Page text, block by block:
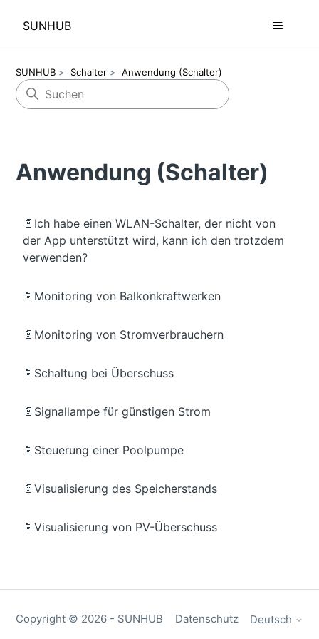
SUNHUB
SUNHUB Schalter Anwendung (Schalter)
Anwendung (Schalter)
📄Ich habe einen WLAN-Schalter, der nicht von
der App unterstützt wird, kann ich den trotzdem
verwenden?
📄Monitoring von Balkonkraftwerken
📄Monitoring von Stromverbrauchern
📄Schaltung bei Überschuss
📄Signallampe für günstigen Strom
📄Steuerung einer Poolpumpe
📄Visualisierung des Speicherstands
📄Visualisierung von PV-Überschuss
Copyright © 2026 - SUNHUB Datenschutz Deutsch